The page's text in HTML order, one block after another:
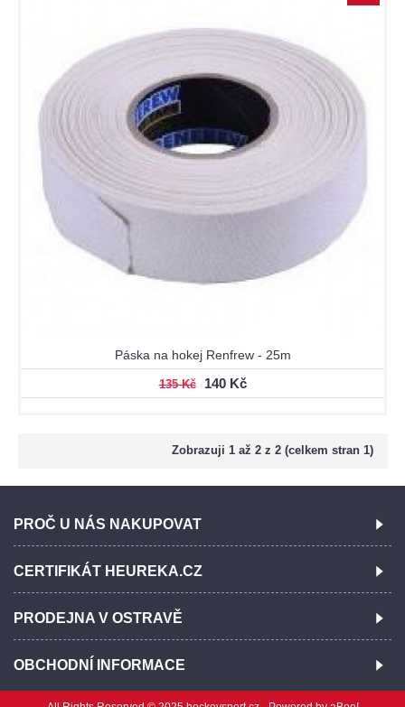
Páska na hokej Renfrew - 25m
135 Kč 140 Kč
Zobrazuji 1 až 2 z 2 (celkem stran 1)
PROČ U NÁS NAKUPOVAT
CERTIFIKÁT HEUREKA.CZ
PRODEJNA V OSTRAVĚ
OBCHODNÍ INFORMACE